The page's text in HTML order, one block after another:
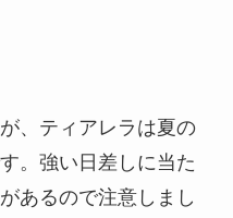
、ティアレラは夏の
。強い日差しに当た
あるので注意しまし